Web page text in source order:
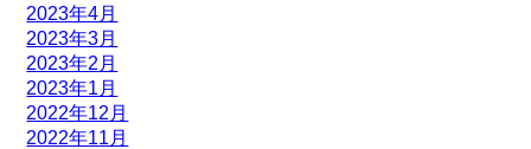
2023年4月
2023年3月
2023年2月
2023年1月
2022年12月
2022年11月